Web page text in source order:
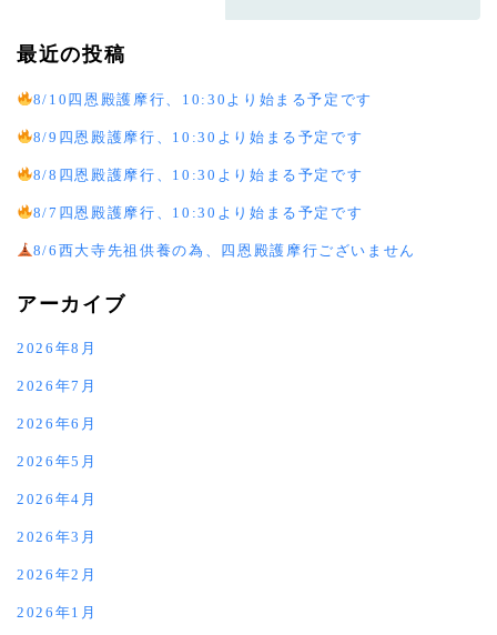
最近の投稿
8/10四恩殿護摩行、10:30より始まる予定です
8/9四恩殿護摩行、10:30より始まる予定です
8/8四恩殿護摩行、10:30より始まる予定です
8/7四恩殿護摩行、10:30より始まる予定です
8/6西大寺先祖供養の為、四恩殿護摩行ございません
アーカイブ
2026年8月
2026年7月
2026年6月
2026年5月
2026年4月
2026年3月
2026年2月
2026年1月